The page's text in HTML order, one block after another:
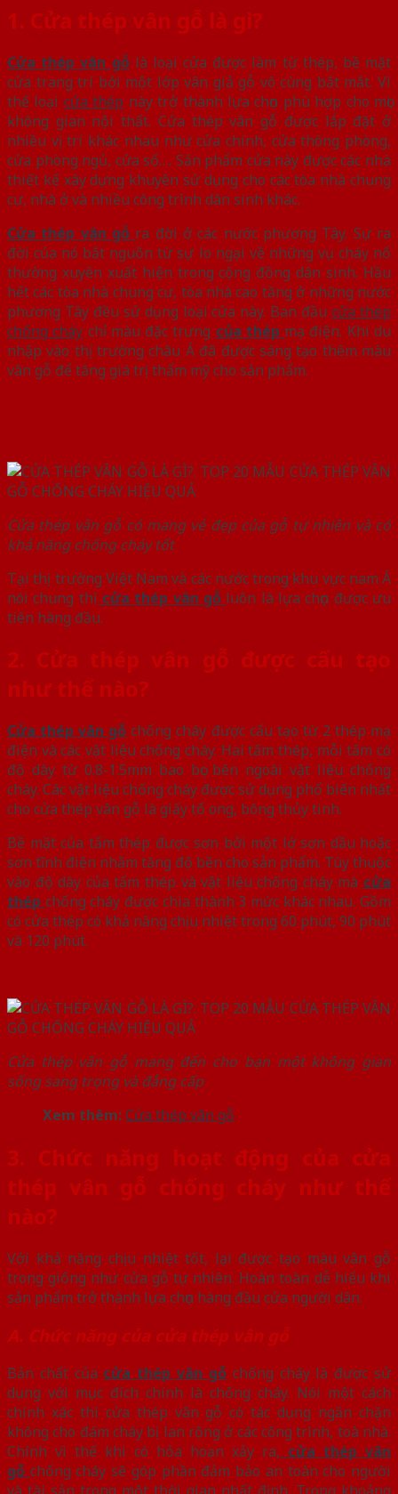
1. Cửa thép vân gỗ là gì?
Cửa thép vân gỗ là loại cửa được làm từ thép, bề mặt
cửa trang trí bởi một lớp vân giả gỗ vô cùng bắt mắt. Vì
thế loại cửa thép này trở thành lựa chọn phù hợp cho mọi
không gian nội thất. Cửa thép vân gỗ được lắp đặt ở
nhiều vị trí khác nhau như cửa chính, cửa thông phòng,
cửa phòng ngủ, cửa sổ…. Sản phẩm cửa này được các nhà
thiết kế xây dựng khuyên sử dụng cho các tòa nhà chung
cư, nhà ở và nhiều công trình dân sinh khác.
Cửa thép vân gỗ ra đời ở các nước phương Tây. Sự ra
đời của nó bắt nguồn từ sự lo ngại về những vụ cháy nổ
thường xuyên xuất hiện trong cộng đồng dân sinh. Hầu
hết các tòa nhà chung cư, tòa nhà cao tầng ở những nước
phương Tây đều sử dụng loại cửa này. Ban đầucửa thép
chống cháy chỉ màu đặc trưng của thép mạ điện. Khi du
nhập vào thị trường châu Á đã được sáng tạo thêm màu
vân gỗ để tăng giá trị thẩm mỹ cho sản phẩm.
Cửa thép vân gỗ có mang vẻ đẹp của gỗ tự nhiên và có
khả năng chống cháy tốt
Tại thị trường Việt Nam và các nước trong khu vực nam Á
nói chung thì cửa thép vân gỗ luôn là lựa chọn được ưu
tiên hàng đầu.
2. Cửa thép vân gỗ được cấu tạo
như thế nào?
Cửa thép vân gỗ chống cháy được cấu tạo từ 2 thép mạ
điện và các vật liệu chống cháy. Hai tấm thép, mỗi tấm có
độ dày từ 0.8-1.5mm bao bọc bên ngoài vật liệu chống
cháy. Các vật liệu chống cháy được sử dụng phổ biến nhất
cho cửa thép vân gỗ là giấy tổ ong, bông thủy tinh.
Bề mặt của tấm thép được sơn bởi một lớ sơn dầu hoặc
sơn tĩnh điện nhằm tăng độ bền cho sản phẩm. Tùy thuộc
vào độ dày của tấm thép và vật liệu chống cháy mà cửa
thép chống cháy được chia thành 3 mức khác nhau. Gồm
có cửa thép có khả năng chịu nhiệt trong 60 phút, 90 phút
và 120 phút.
Cửa thép vân gỗ mang đến cho bạn một không gian
sống sang trọng và đẳng cấp
Xem thêm:Cửa thép vân gỗ
3. Chức năng hoạt động của cửa
thép vân gỗ chống cháy như thế
nào?
Với khả năng chịu nhiệt tốt, lại được tạo màu vân gỗ
trong giống như cửa gỗ tự nhiên. Hoàn toàn dễ hiểu khi
sản phẩm trở thành lựa chọn hàng đầu cửa người dân.
A. Chức năng của cửa thép vân gỗ
Bản chất của cửa thép vân gỗchống cháy là được sử
dụng với mục đích chính là chống cháy. Nói một cách
chính xác thì cửa thép vân gỗ có tác dụng ngăn chặn
không cho đám cháy bị lan rộng ở các công trình, toà nhà.
Chính vì thế khi có hỏa hoạn xảy ra, cửa thép vân
gỗ chống cháy sẽ góp phần đảm bảo an toàn cho người
và tài sản trong một thời gian nhất định. Trong khoảng